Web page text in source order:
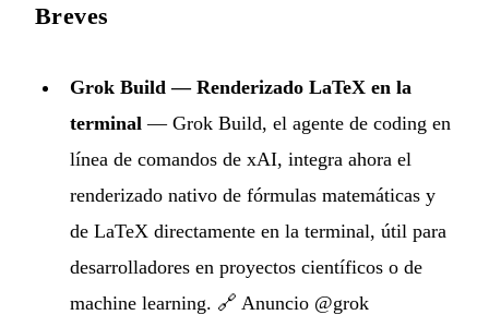
Breves
Grok Build — Renderizado LaTeX en la
terminal — Grok Build, el agente de coding en
línea de comandos de xAI, integra ahora el
renderizado nativo de fórmulas matemáticas y
de LaTeX directamente en la terminal, útil para
desarrolladores en proyectos científicos o de
machine learning. 🔗 Anuncio @grok